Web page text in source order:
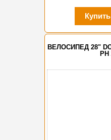
Купить
ВЕЛОСИПЕД 28"
PH